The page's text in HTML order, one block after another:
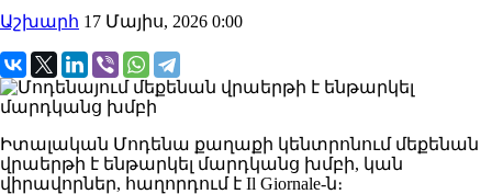
Աշխարհ 17 Մայիս, 2026 0:00
Իտալական Մոդենա քաղաքի կենտրոնում մեքենան
վրաերթի է ենթարկել մարդկանց խմբի, կան
վիրավորներ, հաղորդում է Il Giornale-ն։